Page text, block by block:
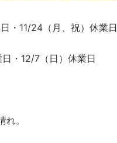
・11/24（月、祝）休業日
日・12/7（日）休業日
。